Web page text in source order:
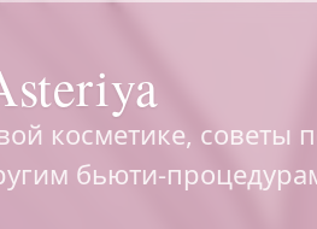
косметике, советы
бьюти-